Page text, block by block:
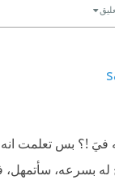
فيَ !؟ بس تعلمت
له بسرعه، سأتمهل،